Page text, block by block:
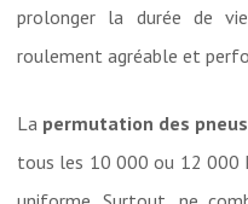
prolonger la durée de
roulement agréable et
La permutation des pneus
tous les 10 000 ou 12 000